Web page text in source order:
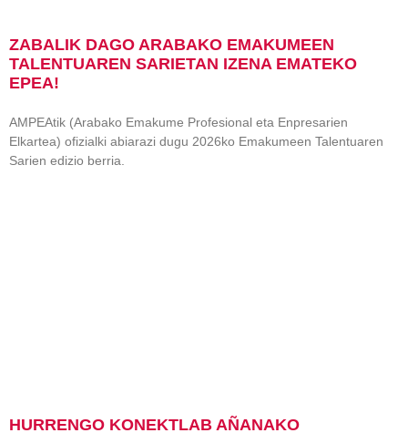
ZABALIK DAGO ARABAKO EMAKUMEEN
TALENTUAREN SARIETAN IZENA EMATEKO
EPEA!
AMPEAtik (Arabako Emakume Profesional eta Enpresarien
Elkartea) ofizialki abiarazi dugu 2026ko Emakumeen Talentuaren
Sarien edizio berria.
HURRENGO KONEKTLAB AÑANAKO